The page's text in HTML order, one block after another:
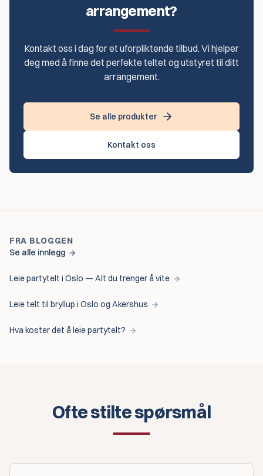
arrangement?
Kontakt oss i dag for et uforpliktende tilbud. Vi hjelper
deg med å finne det perfekte teltet og utstyret til ditt
arrangement.
Se alle produkter
Kontakt oss
FRA BLOGGEN
Se alle innlegg
Leie partytelt i Oslo — Alt du trenger å vite
Leie telt til bryllup i Oslo og Akershus
Hva koster det å leie partytelt?
Ofte stilte spørsmål